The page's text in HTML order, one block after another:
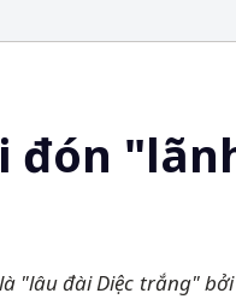
đón
"lâu đài Diệc trắng"